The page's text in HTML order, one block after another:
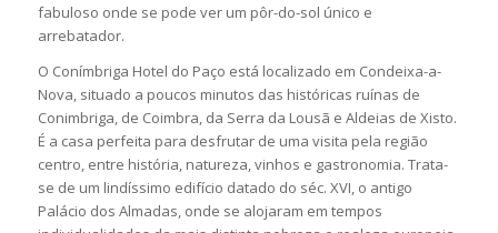
fabuloso onde se pode ver um pôr-do-sol único e
arrebatador.
O Conímbriga Hotel do Paço está localizado em Condeixa-a-
Nova, situado a poucos minutos das históricas ruínas de
Conimbriga, de Coimbra, da Serra da Lousã e Aldeias de Xisto.
É a casa perfeita para desfrutar de uma visita pela região
centro, entre história, natureza, vinhos e gastronomia. Trata-
se de um lindíssimo edifício datado do séc. XVI, o antigo
Palácio dos Almadas, onde se alojaram em tempos